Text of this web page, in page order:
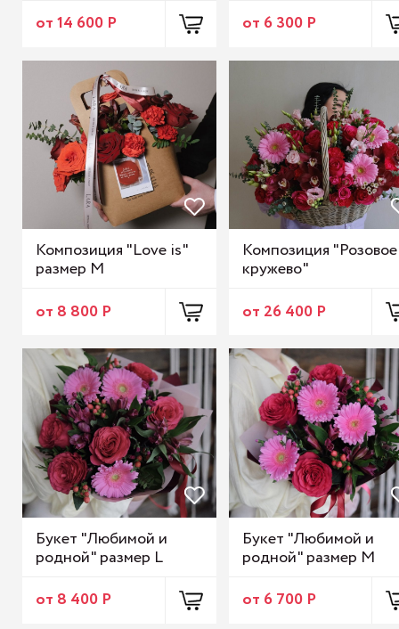
от 14 600 Р от 6 300 Р
Композиция "Love is"
размер M
от 8 800 Р
Композиция "Розовое
кружево"
от 26 400 Р
Букет "Любимой и
родной" размер L
от 8 400 Р
Букет "Любимой и
родной" размер M
от 6 700 Р